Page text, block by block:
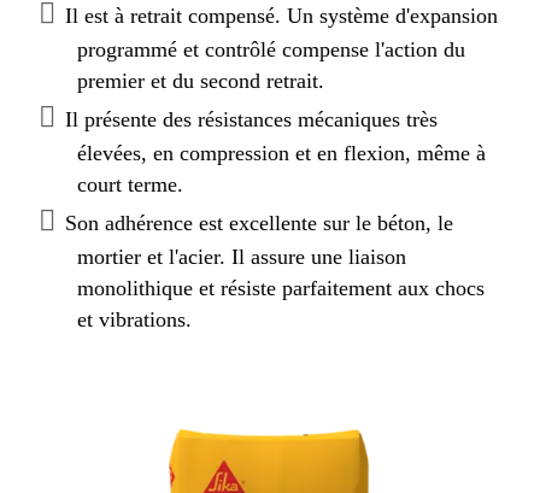
Il est à retrait compensé. Un système d'expansion
programmé et contrôlé compense l'action du
premier et du second retrait.
Il présente des résistances mécaniques très
élevées, en compression et en flexion, même à
court terme.
Son adhérence est excellente sur le béton, le
mortier et l'acier. Il assure une liaison
monolithique et résiste parfaitement aux chocs
et vibrations.